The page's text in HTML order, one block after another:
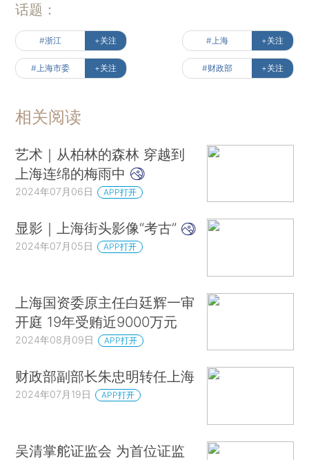
话题：
#浙江 +关注 #上海 +关注
#上海市委 +关注 #财政部 +关注
相关阅读
艺术｜从柏林的森林 穿越到
上海连绵的梅雨中
2024年07月06日 APP打开
显影｜上海街头影像“考古”
2024年07月05日 APP打开
上海国资委原主任白廷辉一审
开庭 19年受贿近9000万元
2024年08月09日 APP打开
财政部副部长朱忠明转任上海
2024年07月19日 APP打开
吴清掌舵证监会 为首位证监